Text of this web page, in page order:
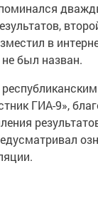
в
был назван.
ГИА-9»,